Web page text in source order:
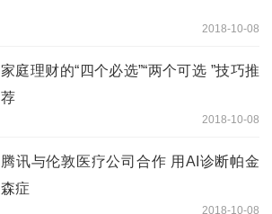
2018-10-08
家庭理财的“四个必选”“两个可选 ”技巧推
荐
2018-10-08
腾讯与伦敦医疗公司合作 用AI诊断帕金
森症
2018-10-08